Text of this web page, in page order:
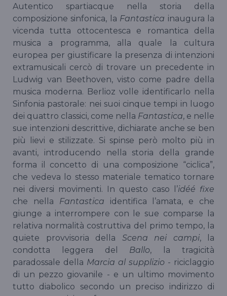
Autentico spartiacque nella storia della
composizione sinfonica, la Fantastica inaugura la
vicenda tutta ottocentesca e romantica della
musica a programma, alla quale la cultura
europea per giustificare la presenza di intenzioni
extramusicali cercò di trovare un precedente in
Ludwig van Beethoven, visto come padre della
musica moderna. Berlioz volle identificarlo nella
Sinfonia pastorale: nei suoi cinque tempi in luogo
dei quattro classici, come nella Fantastica, e nelle
sue intenzioni descrittive, dichiarate anche se ben
più lievi e stilizzate. Si spinse però molto più in
avanti, introducendo nella storia della grande
forma il concetto di una composizione “ciclica”,
che vedeva lo stesso materiale tematico tornare
nei diversi movimenti. In questo caso l’idéé fixe
che nella Fantastica identifica l’amata, e che
giunge a interrompere con le sue comparse la
relativa normalità costruttiva del primo tempo, la
quiete provvisoria della Scena nei campi, la
condotta leggera del Ballo, la tragicità
paradossale della Marcia al supplizio - riciclaggio
di un pezzo giovanile - e un ultimo movimento
tutto diabolico secondo un preciso indirizzo di